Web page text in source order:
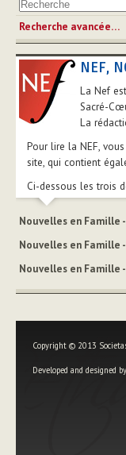
Recherche avancée…
NEF,
La Nef
Sacré-
La
Pour lire la NEF,
site, qui contient
Ci-dessous les trois
Nouvelles en Famille
Nouvelles en Famille
Nouvelles en Famille
Copyright © 2013
Developed and designed by